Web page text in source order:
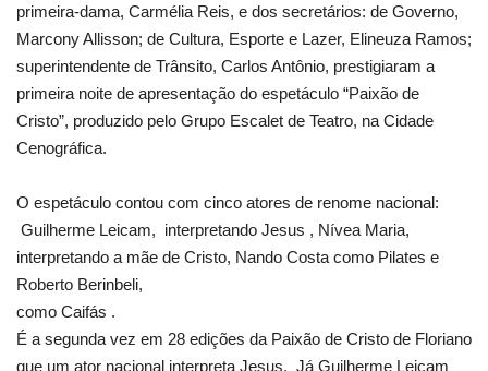
primeira-dama, Carmélia Reis, e dos secretários: de Governo,
Marcony Allisson; de Cultura, Esporte e Lazer, Elineuza Ramos;
superintendente de Trânsito, Carlos Antônio, prestigiaram a
primeira noite de apresentação do espetáculo “Paixão de
Cristo”, produzido pelo Grupo Escalet de Teatro, na Cidade
Cenográfica.
O espetáculo contou com cinco atores de renome nacional:
Guilherme Leicam, interpretando Jesus , Nívea Maria,
interpretando a mãe de Cristo, Nando Costa como Pilates e
Roberto Berinbeli,
como Caifás .
É a segunda vez em 28 edições da Paixão de Cristo de Floriano
que um ator nacional interpreta Jesus. Já Guilherme Leicam